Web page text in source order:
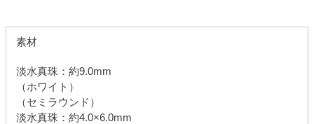
素材
淡水真珠：約9.0mm
（ホワイト）
（セミラウンド）
淡水真珠：約4.0×6.0mm